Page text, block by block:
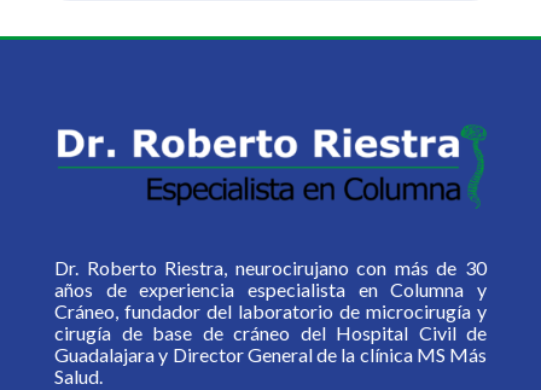
Dr. Roberto Riestra, neurocirujano con más de 30
años de experiencia especialista en Columna y
Cráneo, fundador del laboratorio de microcirugía y
cirugía de base de cráneo del Hospital Civil de
Guadalajara y Director General de la clínica MS Más
Salud.